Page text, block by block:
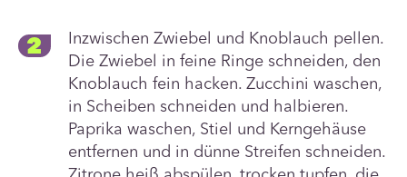
Inzwischen Zwiebel und Knoblauch pellen.
Die Zwiebel in feine Ringe schneiden, den
Knoblauch fein hacken. Zucchini waschen,
in Scheiben schneiden und halbieren.
Paprika waschen, Stiel und Kerngehäuse
entfernen und in dünne Streifen schneiden.